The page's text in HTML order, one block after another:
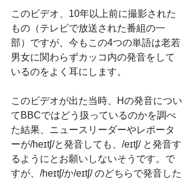
このビデオ、10年以上前に撮影された
もの（テレビで放送された番組の一
部）ですが、今もこの4つの単語は老若
男女に関わらずカッコ内の発音をして
いるのをよく耳にします。
このビデオが出た当時、Hの発音につい
てBBCではどう扱っているのかを調べ
た結果、ニュースリーダーやレポータ
ーが/heɪtʃ/と発音しても、/eɪtʃ/ と発音す
るようにとお願いしないそうです。で
すが、/heɪtʃ/か/eɪtʃ/ のどちらで発音した